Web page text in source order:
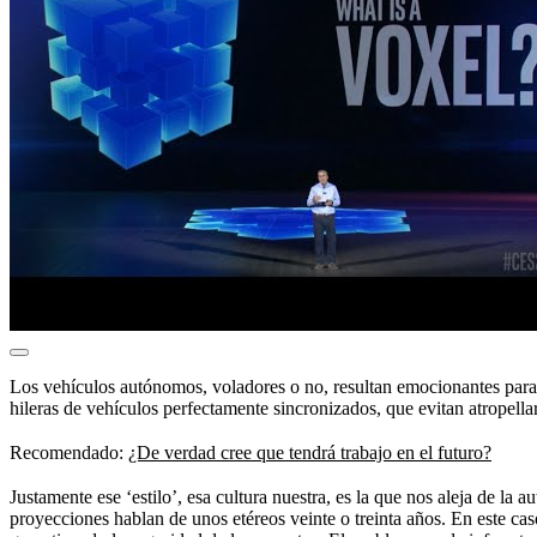
Los vehículos autónomos, voladores o no, resultan emocionantes
hileras de vehículos perfectamente sincronizados, que evitan
Recomendado: ¿De verdad cree que tendrá trabajo en el futuro?
Justamente ese ‘estilo’, esa cultura nuestra, es la que nos aleja de
proyecciones hablan de unos etéreos veinte o treinta años. En este